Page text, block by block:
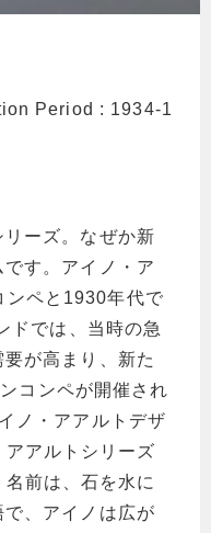
Period : 1934-1
ーズ。なぜか新
す。アイノ・ア
ンペと1930年代で
ドでは、当時の急
が高まり、新た
コンペが開催され
ノ・アアルトデザ
アルトシリーズ
前は、石を水に
、アイノは広が